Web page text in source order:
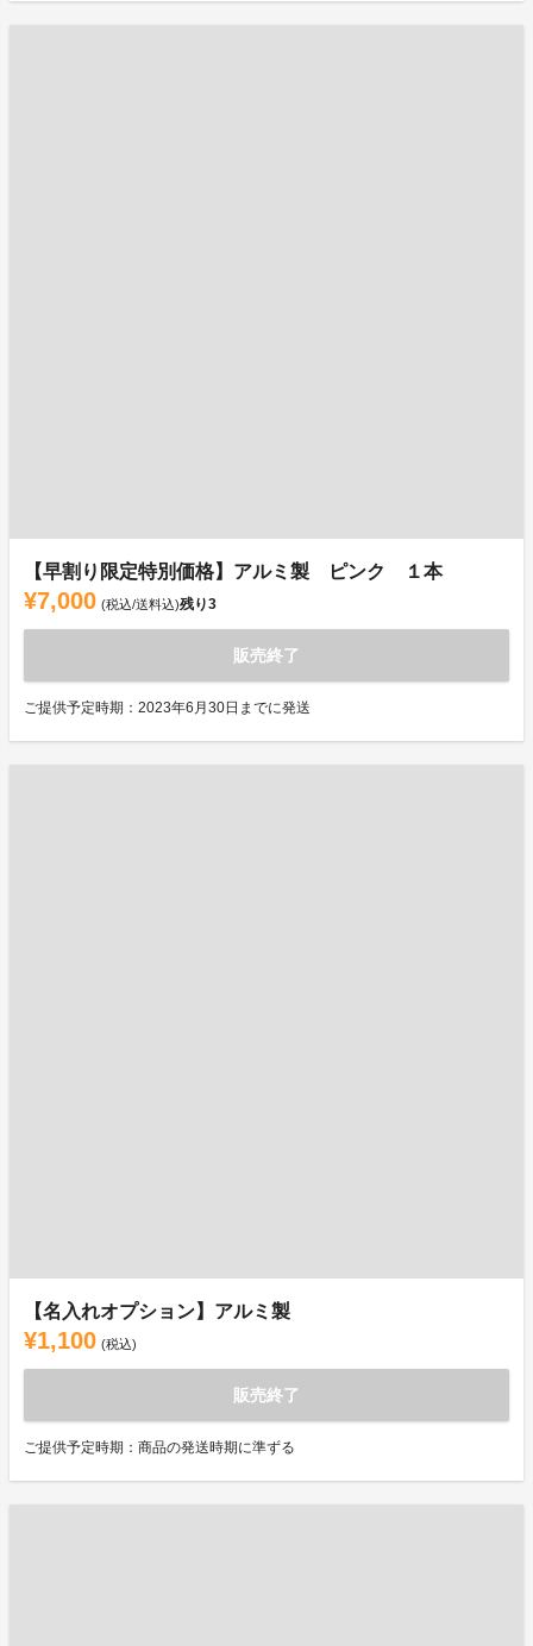
【早割り限定特別価格】アルミ製 ピンク １本
¥7,000 (税込/送料込)残り3
販売終了
ご提供予定時期：2023年6月30日までに発送
【名入れオプション】アルミ製
¥1,100 (税込)
販売終了
ご提供予定時期：商品の発送時期に準ずる